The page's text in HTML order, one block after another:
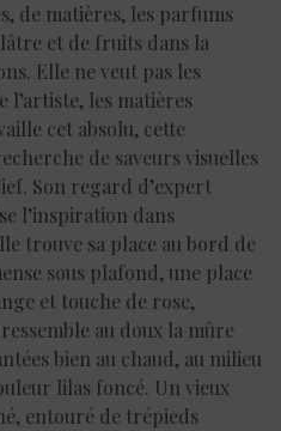
de matières, les parfums
et de fruits dans la
Elle ne veut pas les
l’artiste, les matières
cet absolu, cette
de saveurs visuelles
Son regard d’expert
l’inspiration dans
trouve sa place au bord de
sous plafond, une place
et touche de rose,
au doux la mûre
bien au chaud, au milieu
lilas foncé. Un vieux
entouré de trépieds